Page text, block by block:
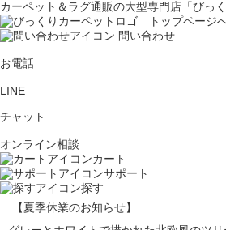
カーペット＆ラグ通販の大型専門店「びっく
問い合わせ
お電話
LINE
チャット
オンライン相談
カート
サポート
探す
【夏季休業のお知らせ】